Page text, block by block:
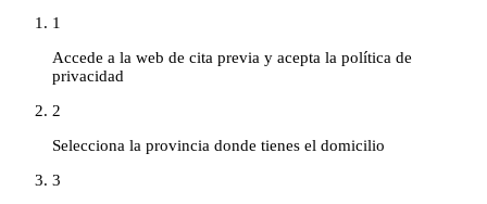
1
Accede a la web de cita previa y acepta la política de
privacidad
2
Selecciona la provincia donde tienes el domicilio
3